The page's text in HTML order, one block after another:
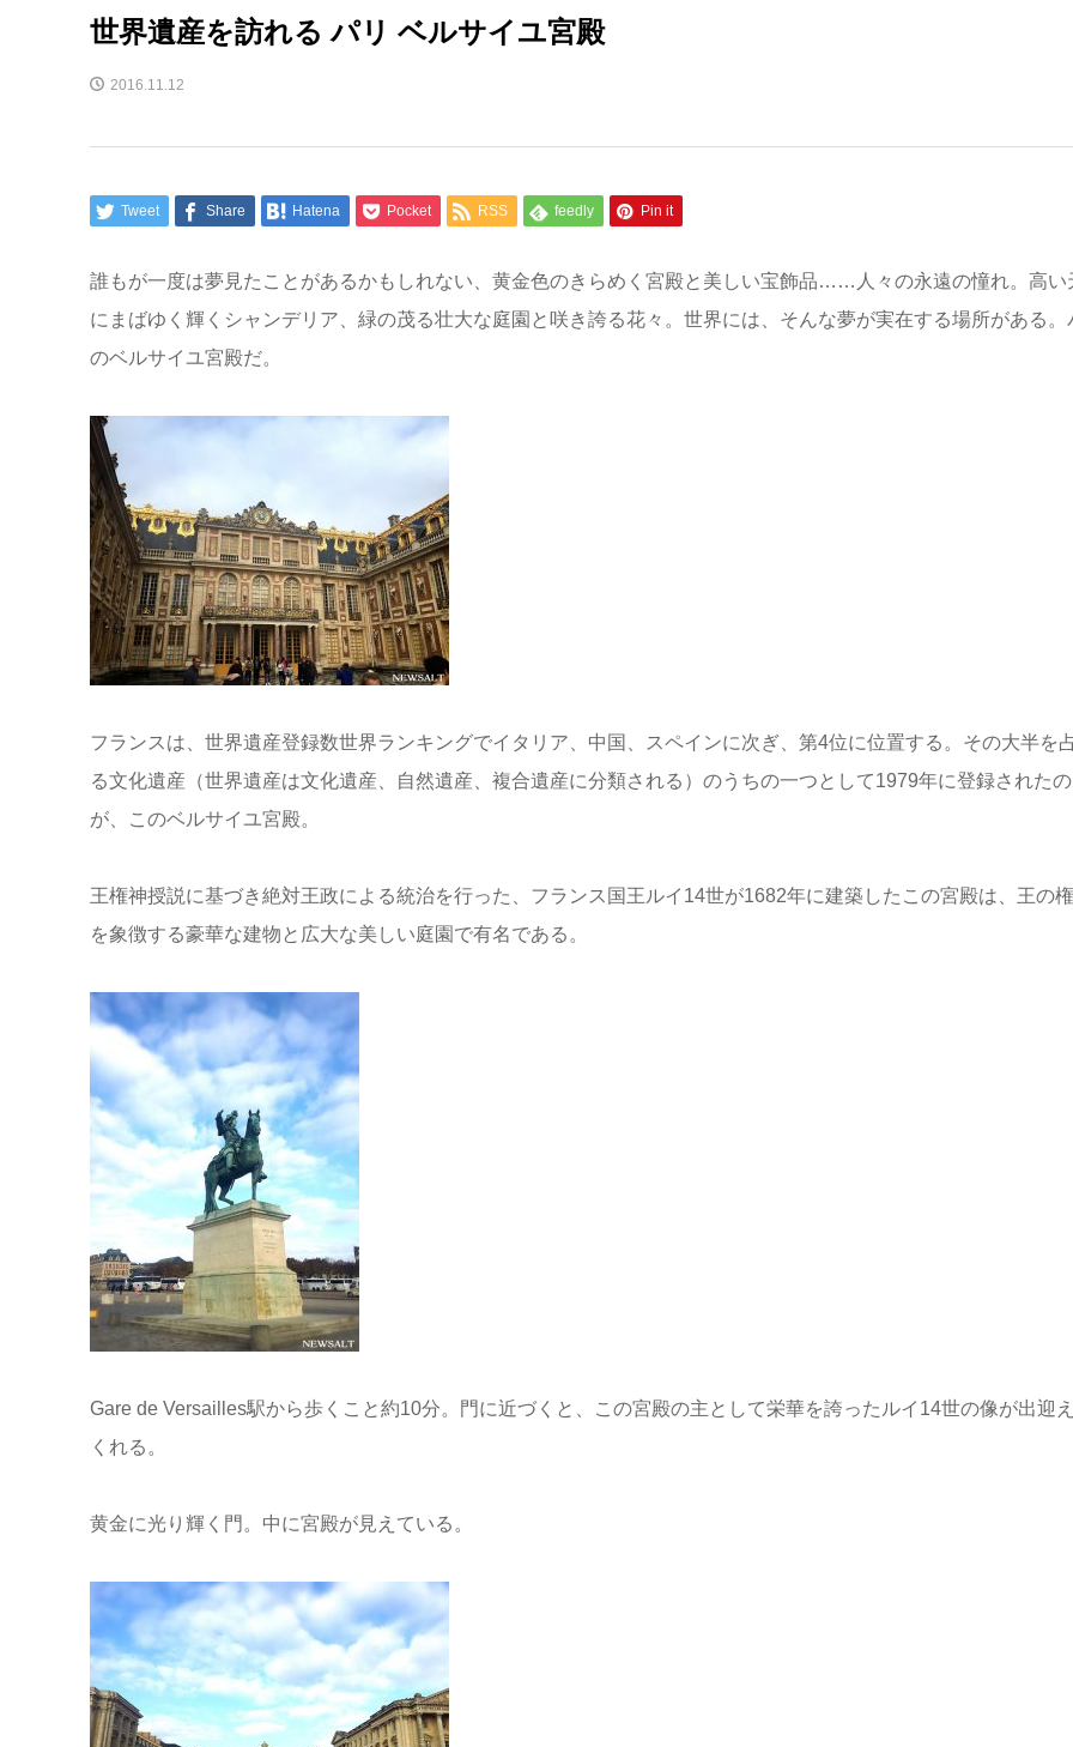
世界遺産を訪れる パリ ベルサイユ宮殿
2016.11.12
Tweet Share Hatena Pocket RSS feedly Pin it
誰もが一度は夢見たことがあるかもしれない、黄金色のきらめく宮殿と美しい宝飾品……人々の永遠の憧れ。高い
にまばゆく輝くシャンデリア、緑の茂る壮大な庭園と咲き誇る花々。世界には、そんな夢が実在する場所がある。
のベルサイユ宮殿だ。
フランスは、世界遺産登録数世界ランキングでイタリア、中国、スペインに次ぎ、第4位に位置する。その大半を
る文化遺産（世界遺産は文化遺産、自然遺産、複合遺産に分類される）のうちの一つとして1979年に登録されたの
が、このベルサイユ宮殿。
王権神授説に基づき絶対王政による統治を行った、フランス国王ルイ14世が1682年に建築したこの宮殿は、王の
を象徴する豪華な建物と広大な美しい庭園で有名である。
Gare de Versailles駅から歩くこと約10分。門に近づくと、この宮殿の主として栄華を誇ったルイ14世の像が出迎
くれる。
黄金に光り輝く門。中に宮殿が見えている。